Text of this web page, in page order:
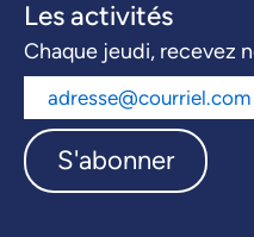
Les activités
Chaque jeudi, recevez
S'abonner